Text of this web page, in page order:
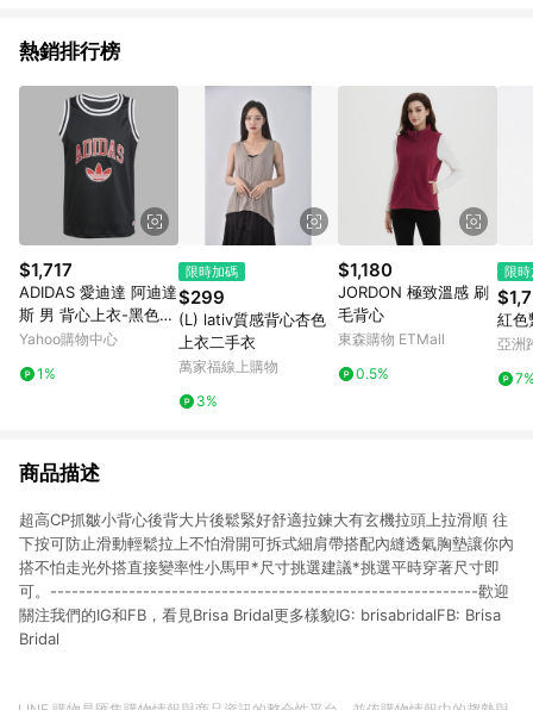
熱銷排行榜
$1,717
ADIDAS 愛迪達 阿迪達
斯 男 背心上衣-黑色
系-EXT Q12 VARSITY-
Yahoo購物中心
1%
限時加碼
$299
(L) lativ質感背心杏色
上衣二手衣
萬家福線上購物
3%
$1,180
JORDON 極致溫感 刷
毛背心
東森購物 ETMall
0.5%
限
紅色
亞洲
商品描述
超高CP抓皺小背心後背大片後鬆緊好舒適拉鍊大有玄機拉頭上拉滑順 往
下按可防止滑動輕鬆拉上不怕滑開可拆式細肩帶搭配內縫透氣胸墊讓你內
搭不怕走光外搭直接變率性小馬甲*尺寸挑選建議*挑選平時穿著尺寸即
可。------------------------------------------------------------歡迎
關注我們的IG和FB，看見Brisa Bridal更多樣貌IG: brisabridalFB: Brisa
Bridal